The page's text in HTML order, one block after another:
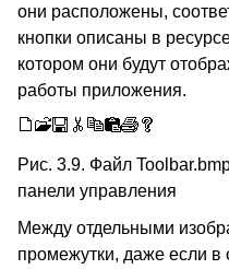
они расположены,
кнопки описаны в
котором они будут
работы приложения.
Рис. 3.9. Файл
панели управления
Между отдельными
промежутки, даже если в